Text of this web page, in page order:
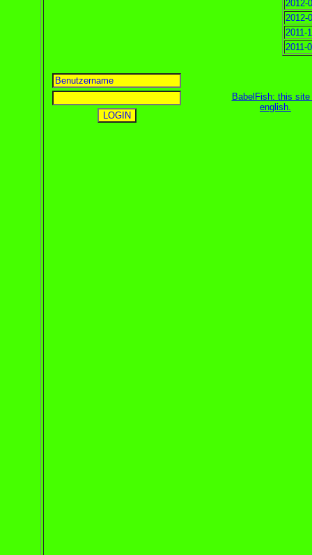
2012-
2012-
2011-
2011-
BabelFish: this site
english.